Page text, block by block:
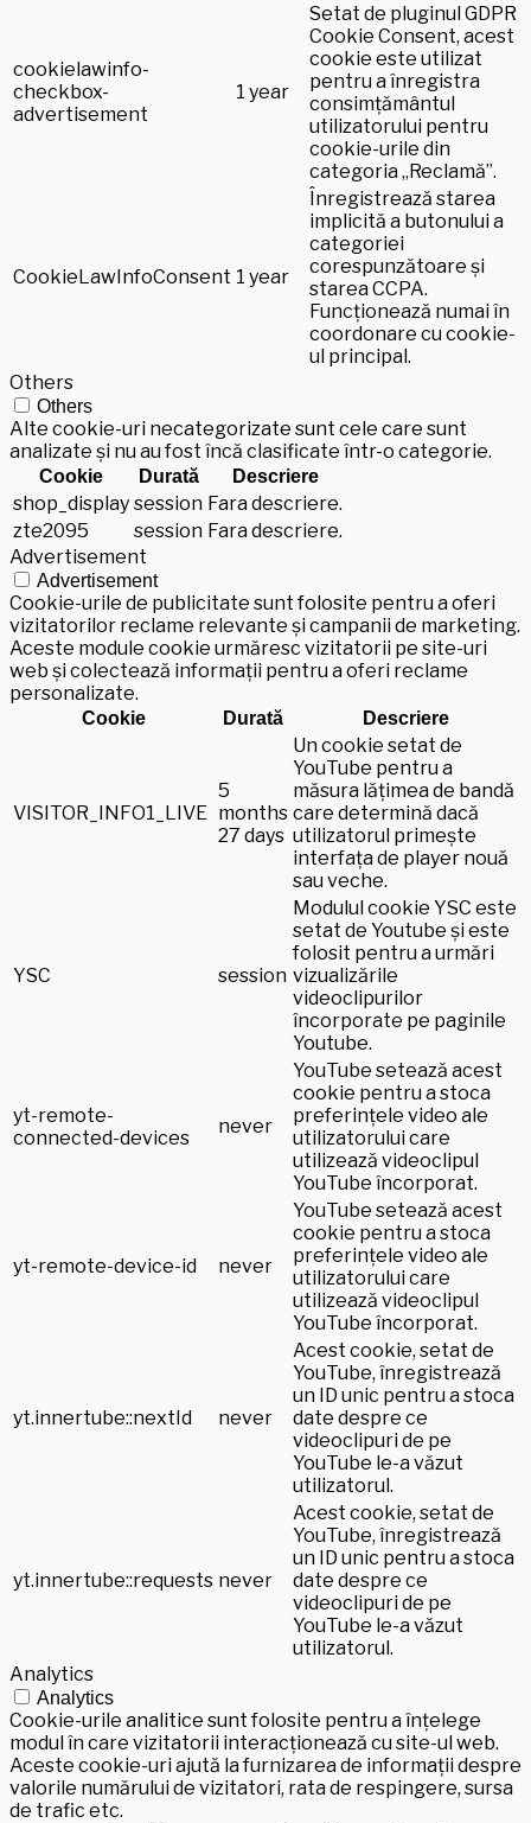
cookielawinfo-
checkbox-
advertisement
1 year
Setat de pluginul GDPR
Cookie Consent, acest
cookie este utilizat
pentru a înregistra
consimțământul
utilizatorului pentru
cookie-urile din
categoria „Reclamă”.
CookieLawInfoConsent 1 year
Înregistrează starea
implicită a butonului a
categoriei
corespunzătoare și
starea CCPA.
Funcționează numai în
coordonare cu cookie-
ul principal.
Others
Others
Alte cookie-uri necategorizate sunt cele care sunt
analizate și nu au fost încă clasificate într-o categorie.
Cookie Durată Descriere
shop_display session Fara descriere.
zte2095
session Fara descriere.
Advertisement
Advertisement
Cookie-urile de publicitate sunt folosite pentru a oferi
vizitatorilor reclame relevante și campanii de marketing.
Aceste module cookie urmăresc vizitatorii pe site-uri
web și colectează informații pentru a oferi reclame
personalizate.
Cookie Durată Descriere
VISITOR_INFO1_LIVE
5
months
27 days
Un cookie setat de
YouTube pentru a
măsura lățimea de bandă
care determină dacă
utilizatorul primește
interfața de player nouă
sau veche.
YSC session
Modulul cookie YSC este
setat de Youtube și este
folosit pentru a urmări
vizualizările
videoclipurilor
încorporate pe paginile
Youtube.
yt-remote-
connected-devices
never
YouTube setează acest
cookie pentru a stoca
preferințele video ale
utilizatorului care
utilizează videoclipul
YouTube încorporat.
yt-remote-device-id never
YouTube setează acest
cookie pentru a stoca
preferințele video ale
utilizatorului care
utilizează videoclipul
YouTube încorporat.
yt.innertube::nextId never
Acest cookie, setat de
YouTube, înregistrează
un ID unic pentru a stoca
date despre ce
videoclipuri de pe
YouTube le-a văzut
utilizatorul.
yt.innertube::requests never
Acest cookie, setat de
YouTube, înregistrează
un ID unic pentru a stoca
date despre ce
videoclipuri de pe
YouTube le-a văzut
utilizatorul.
Analytics
Analytics
Cookie-urile analitice sunt folosite pentru a înțelege
modul în care vizitatorii interacționează cu site-ul web.
Aceste cookie-uri ajută la furnizarea de informații despre
valorile numărului de vizitatori, rata de respingere, sursa
de trafic etc.